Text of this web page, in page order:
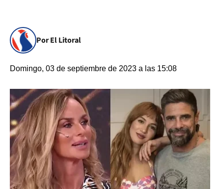
Por El Litoral
Domingo, 03 de septiembre de 2023 a las 15:08